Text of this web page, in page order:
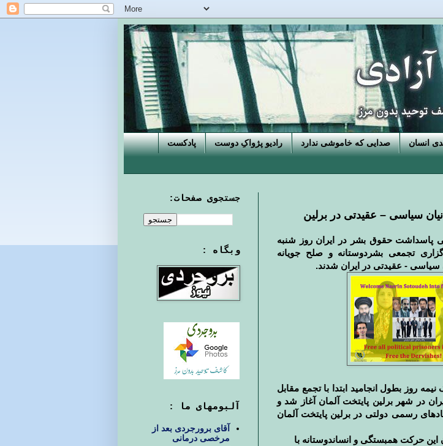
انسان صدایی که خاموشی ندارد رادیو پژواکِ دوست پادکست
سیاسی – عقیدتی در برلین
پاسداشت حقوق بشر در ایران روز شنبه
تجمعی بشردوستانه و صلح جویانه
سیاسی - عقیدتی در ایران شدند.
نیمه روز بطول انجامید ابتدا با تجمع مقابل
در شهر برلین پایتخت آلمان آغاز شد و
رسمی دولتی در برلین پایتخت آلمان
این حرکت همبستگی و انساندوستانه با
جستجوی صفحات:
وبگاه :
آلبومهای ما :
آقای برورجردی بعد از
مرخصی درمانی